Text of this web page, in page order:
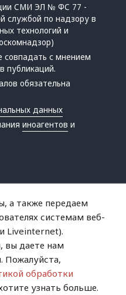
СМИ ЭЛ № ФС 77 -
службой по надзору в
технологий и
с мнением
публикаций.
обязательна
данных
иноагентов и
а также передаем
системам веб-
Liveinternet).
вы даете нам
Пожалуйста,
обработки
узнать больше.